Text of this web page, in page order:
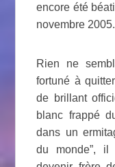
encore été
novembre 2005.
Rien ne
fortuné à
de brillant
blanc frappé
dans un
du monde”, il